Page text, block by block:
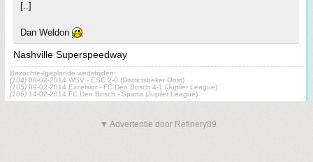
[..]
Dan Weldon
Nashville Superspeedway
Bezochte-/geplande wedstrijden:
(104) 08-02-2014 WSV - ESC 2-0 (Districtsbeker Oost)
(105) 09-02-2014 Excelsior - FC Den Bosch 4-1 (Jupiler League)
(106) 14-02-2014 FC Den Bosch - Sparta (Jupiler League)
▼ Advertentie door Refinery89